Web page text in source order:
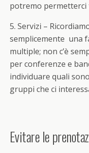
potremo permetterci
5. Servizi –
semplicemente una
multiple; non c’è
per conferenze e
individuare quali
gruppi che ci
Evitare le